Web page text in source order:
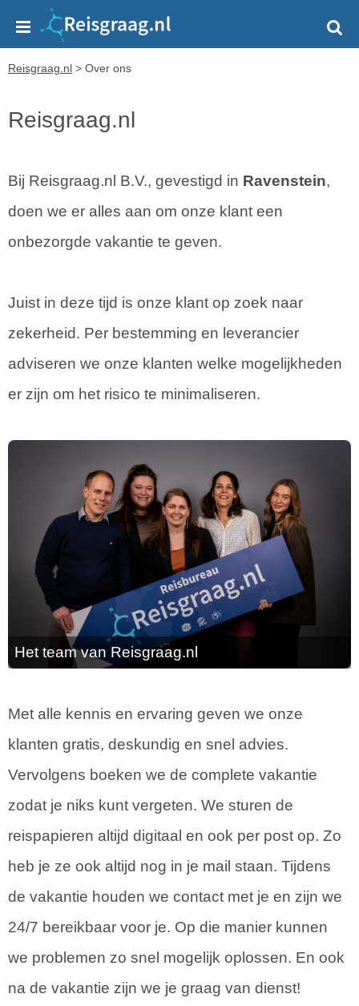
Reisgraag.nl > Over ons
Reisgraag.nl
Bij Reisgraag.nl B.V., gevestigd in Ravenstein,
doen we er alles aan om onze klant een
onbezorgde vakantie te geven.
Juist in deze tijd is onze klant op zoek naar
zekerheid. Per bestemming en leverancier
adviseren we onze klanten welke mogelijkheden
er zijn om het risico te minimaliseren.
Het team van Reisgraag.nl
Met alle kennis en ervaring geven we onze
klanten gratis, deskundig en snel advies.
Vervolgens boeken we de complete vakantie
zodat je niks kunt vergeten. We sturen de
reispapieren altijd digitaal en ook per post op. Zo
heb je ze ook altijd nog in je mail staan. Tijdens
de vakantie houden we contact met je en zijn we
24/7 bereikbaar voor je. Op die manier kunnen
we problemen zo snel mogelijk oplossen. En ook
na de vakantie zijn we je graag van dienst!